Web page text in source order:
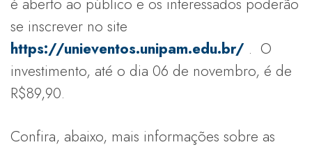
é aberto ao público e os interessados poderão
se inscrever no site
https://unieventos.unipam.edu.br/ . O
investimento, até o dia 06 de novembro, é de
R$89,90.
Confira, abaixo, mais informações sobre as